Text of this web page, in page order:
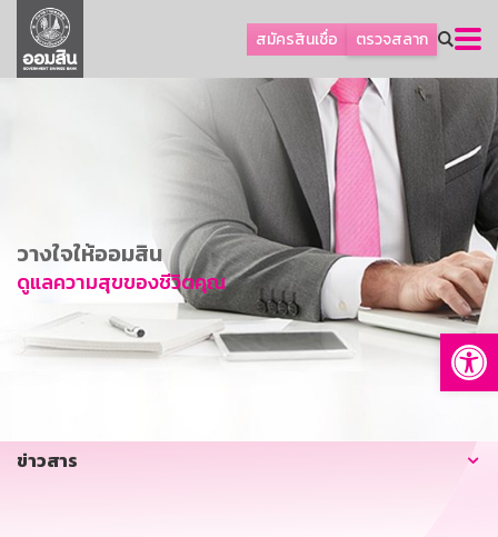
สมัครสินเชื่อ ตรวจสลาก
ลูกค้าธุรกิจ
ลูกค้าผู้ประกอบรายย่อย
การพัฒนาที่ยั่งยืน
ข่าวสาร
บริการทางการเงิน
อื่นๆ
วางใจให้ออมสิน
ดูแลความสุขของชีวิตคุณ
ข่าวสาร